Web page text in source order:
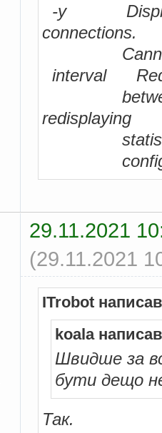
-y Displays
connections.
Cannot be
interval
between
redisplaying
statistics. If
29.11.2021
(29.11.2021
ITrobot
koala
Швидше за
бути дещо
Так.